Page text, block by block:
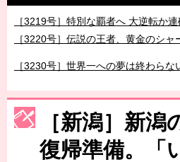
［3219号］特別な覇者へ 大逆転か連
［3223号］一丸。日本出陣
［3222号］史上最大のW杯開幕 注目
［新潟］新
復帰準備。「